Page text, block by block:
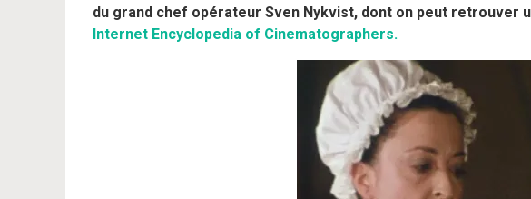
du grand chef opérateur Sven Nykvist, dont on peut retrouver
Internet Encyclopedia of Cinematographers.